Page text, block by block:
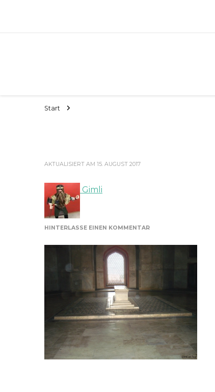
Start
AKTUALISIERT AM 15. AUGUST 2017
Gimli
HINTERLASSE EINEN KOMMENTARZU